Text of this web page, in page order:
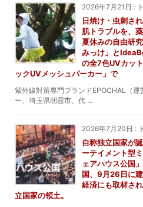
2026年7月21日 :
日焼け・虫刺さ
肌トラブルを、
夏休みの自由研
みっけ」と
の全7色UVカッ
ックUVメッシュパーカー」で
紫外線対策専門ブランドEPOCHAL（
ー、埼玉県朝霞市、代 ...
2026年7月20日 :
自称独立国家が
ーテイメント型
ェアハウス公国
国、9月26日に
経済にも取材さ
立国家の領土。